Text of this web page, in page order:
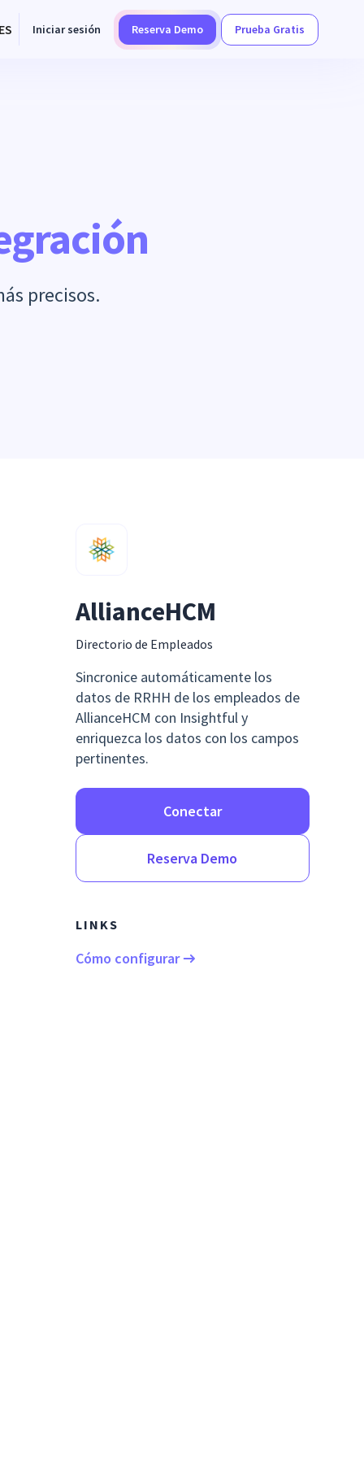
ES Iniciar sesión Reserva Demo Prueba Gratis
precisos.
AllianceHCM
Directorio de Empleados
Sincronice automáticamente los
datos de RRHH de los empleados de
AllianceHCM con Insightful y
enriquezca los datos con los campos
pertinentes.
Conectar
Reserva Demo
LINKS
Cómo configurar